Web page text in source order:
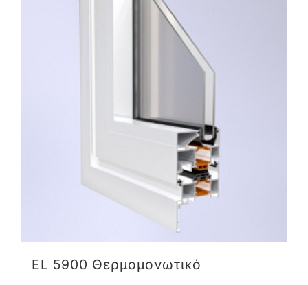
EL 5900 Θερμομονωτικό